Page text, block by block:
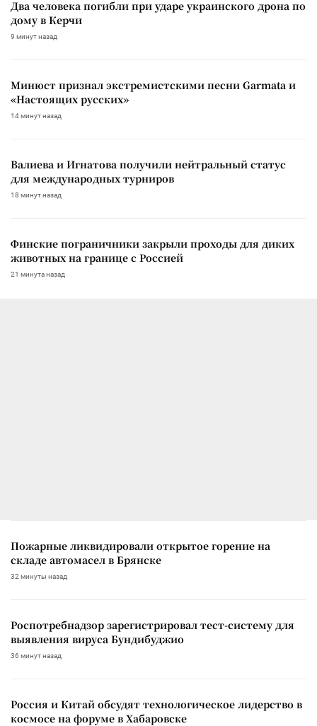
Два человека погибли при ударе украинского дрона по
дому в Керчи
9 минут назад
Минюст признал экстремистскими песни Garmata и
«Настоящих русских»
14 минут назад
Валиева и Игнатова получили нейтральный статус
для международных турниров
18 минут назад
Финские пограничники закрыли проходы для диких
животных на границе с Россией
21 минута назад
Пожарные ликвидировали открытое горение на
складе автомасел в Брянске
32 минуты назад
Роспотребнадзор зарегистрировал тест-систему для
выявления вируса Бундибуджио
36 минут назад
Россия и Китай обсудят технологическое лидерство в
космосе на форуме в Хабаровске